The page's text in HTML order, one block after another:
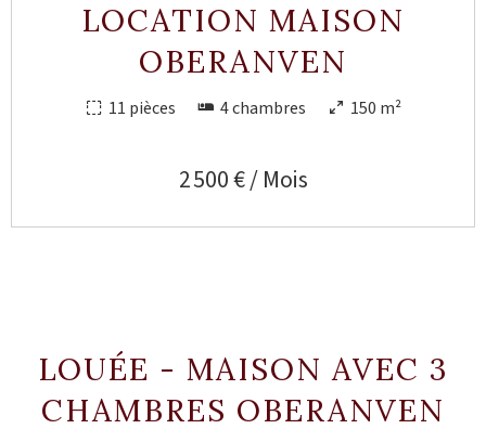
LOCATION MAISON
OBERANVEN
11 pièces 4 chambres 150 m²
2 500 € / Mois
LOUÉE - MAISON AVEC 3
CHAMBRES OBERANVEN